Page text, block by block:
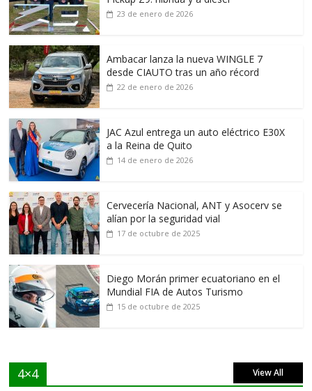
23 de enero de 2026
Ambacar lanza la nueva WINGLE 7
desde CIAUTO tras un año récord
22 de enero de 2026
JAC Azul entrega un auto eléctrico E30X
a la Reina de Quito
14 de enero de 2026
Cervecería Nacional, ANT y Asocerv se
alían por la seguridad vial
17 de octubre de 2025
Diego Morán primer ecuatoriano en el
Mundial FIA de Autos Turismo
15 de octubre de 2025
4×4 View All